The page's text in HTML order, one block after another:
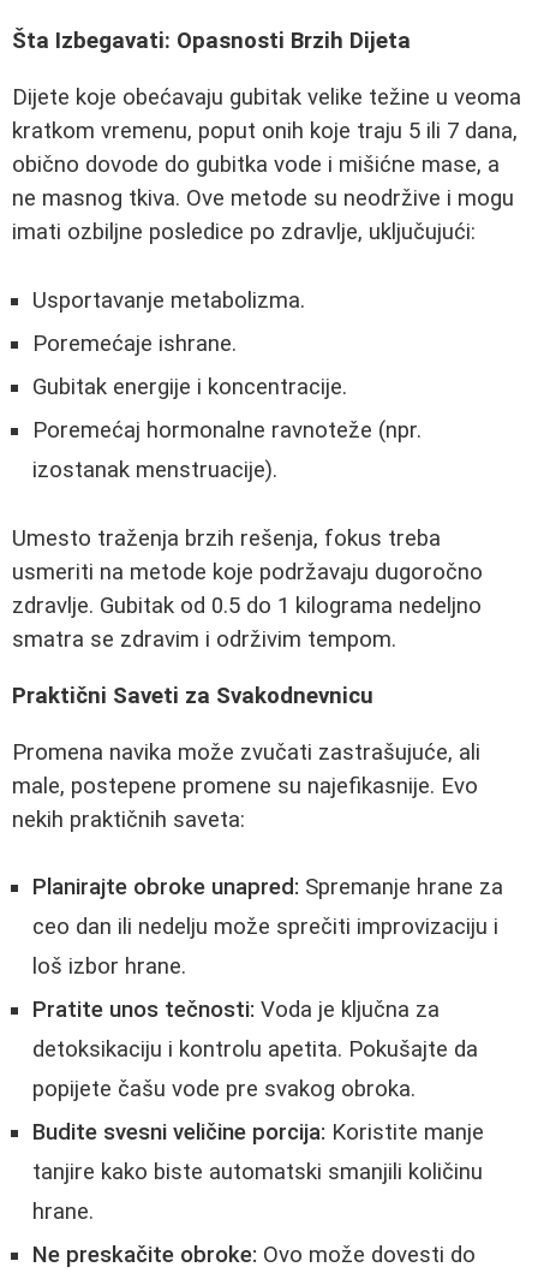
Šta Izbegavati: Opasnosti Brzih Dijeta
Dijete koje obećavaju gubitak velike težine u veoma
kratkom vremenu, poput onih koje traju 5 ili 7 dana,
obično dovode do gubitka vode i mišićne mase, a
ne masnog tkiva. Ove metode su neodržive i mogu
imati ozbiljne posledice po zdravlje, uključujući:
Usportavanje metabolizma.
Poremećaje ishrane.
Gubitak energije i koncentracije.
Poremećaj hormonalne ravnoteže (npr.
izostanak menstruacije).
Umesto traženja brzih rešenja, fokus treba
usmeriti na metode koje podržavaju dugoročno
zdravlje. Gubitak od 0.5 do 1 kilograma nedeljno
smatra se zdravim i održivim tempom.
Praktični Saveti za Svakodnevnicu
Promena navika može zvučati zastrašujuće, ali
male, postepene promene su najefikasnije. Evo
nekih praktičnih saveta:
Planirajte obroke unapred: Spremanje hrane za
ceo dan ili nedelju može sprečiti improvizaciju i
loš izbor hrane.
Pratite unos tečnosti: Voda je ključna za
detoksikaciju i kontrolu apetita. Pokušajte da
popijete čašu vode pre svakog obroka.
Budite svesni veličine porcija: Koristite manje
tanjire kako biste automatski smanjili količinu
hrane.
Ne preskačite obroke: Ovo može dovesti do